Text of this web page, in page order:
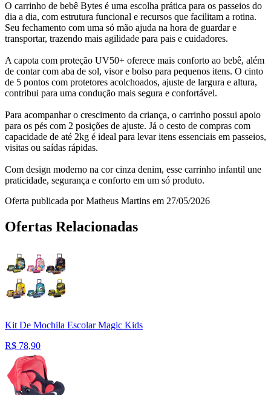
O carrinho de bebê Bytes é uma escolha prática para os passeios do
dia a dia, com estrutura funcional e recursos que facilitam a rotina.
Seu fechamento com uma só mão ajuda na hora de guardar e
transportar, trazendo mais agilidade para pais e cuidadores.
A capota com proteção UV50+ oferece mais conforto ao bebê, além
de contar com aba de sol, visor e bolso para pequenos itens. O cinto
de 5 pontos com protetores acolchoados, ajuste de largura e altura,
contribui para uma condução mais segura e confortável.
Para acompanhar o crescimento da criança, o carrinho possui apoio
para os pés com 2 posições de ajuste. Já o cesto de compras com
capacidade de até 2kg é ideal para levar itens essenciais em passeios,
visitas ou saídas rápidas.
Com design moderno na cor cinza denim, esse carrinho infantil une
praticidade, segurança e conforto em um só produto.
Oferta publicada por Matheus Martins em 27/05/2026
Ofertas Relacionadas
Kit De Mochila Escolar Magic Kids
R$ 78,90